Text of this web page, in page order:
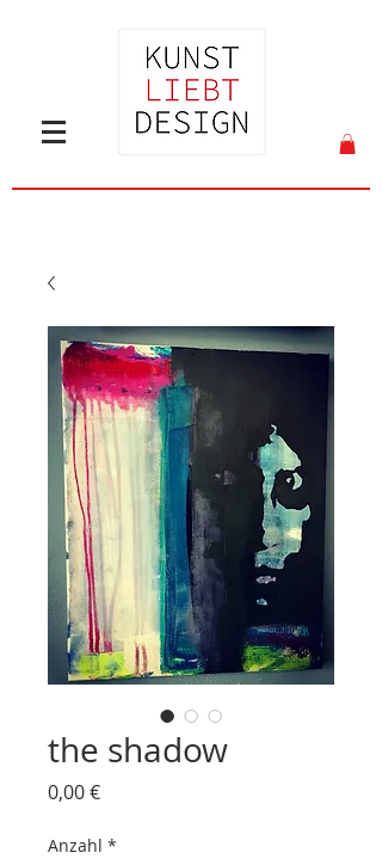
the shadow
0,00 €Preis
Anzahl *